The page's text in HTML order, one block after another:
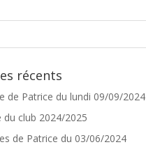
récents
de Patrice du lundi 09/09/2024
du club 2024/2025
de Patrice du 03/06/2024